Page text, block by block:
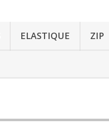
ELASTIQUE ZIP